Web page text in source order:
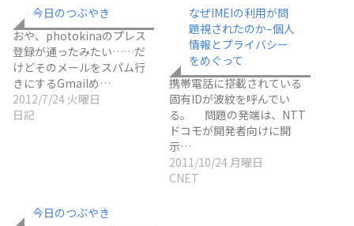
今日のつぶやき
おや、photokinaのプレス
登録が通ったみたい……だ
けどそのメールをスパム行
きにするGmailめ…
2012/7/24 火曜日
日記
なぜIMEIの利用が問
題視されたのか–個人
情報とプライバシー
をめぐって
携帯電話に搭載されている
固有IDが波紋を呼んでい
る。 問題の発端は、NTT
ドコモが開発者向けに開
示…
2011/10/24 月曜日
CNET
今日のつぶやき